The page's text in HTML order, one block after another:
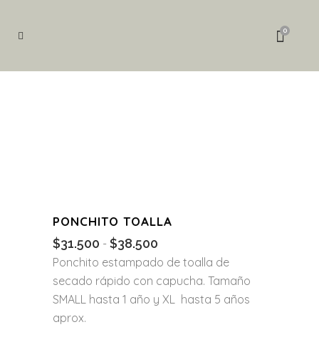
0
PONCHITO TOALLA
$31.500 - $38.500
de
precios:
desde
Ponchito estampado de toalla de
secado rápido con capucha. Tamaño
SMALL hasta 1 año y XL hasta 5 años
aprox.